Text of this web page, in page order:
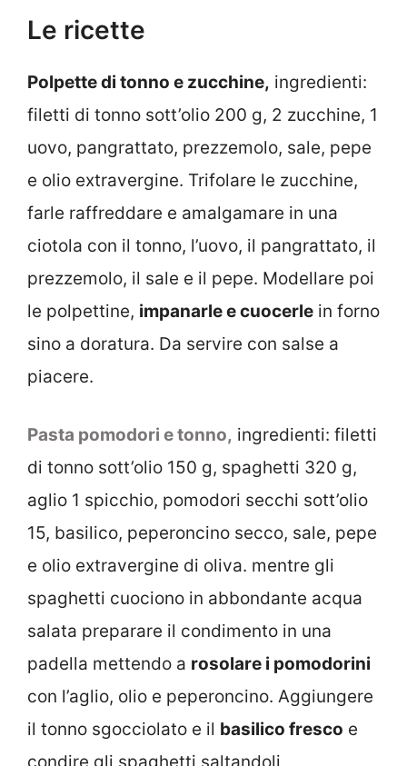
Le ricette
Polpette di tonno e zucchine, ingredienti:
filetti di tonno sott’olio 200 g, 2 zucchine, 1
uovo, pangrattato, prezzemolo, sale, pepe
e olio extravergine. Trifolare le zucchine,
farle raffreddare e amalgamare in una
ciotola con il tonno, l’uovo, il pangrattato, il
prezzemolo, il sale e il pepe. Modellare poi
le polpettine, impanarle e cuocerle in forno
sino a doratura. Da servire con salse a
piacere.
Pasta pomodori e tonno, ingredienti: filetti
di tonno sott’olio 150 g, spaghetti 320 g,
aglio 1 spicchio, pomodori secchi sott’olio
15, basilico, peperoncino secco, sale, pepe
e olio extravergine di oliva. mentre gli
spaghetti cuociono in abbondante acqua
salata preparare il condimento in una
padella mettendo a rosolare i pomodorini
con l’aglio, olio e peperoncino. Aggiungere
il tonno sgocciolato e il basilico fresco e